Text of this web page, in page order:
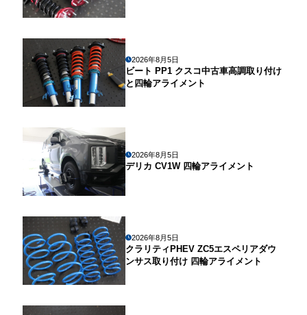
2026年8月5日
ビート PP1 クスコ中古車高調取り付け
と四輪アライメント
2026年8月5日
デリカ CV1W 四輪アライメント
2026年8月5日
クラリティPHEV ZC5エスペリアダウ
ンサス取り付け 四輪アライメント